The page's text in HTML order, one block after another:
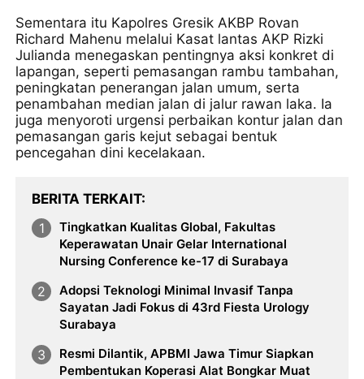
Sementara itu Kapolres Gresik AKBP Rovan
Richard Mahenu melalui Kasat lantas AKP Rizki
Julianda menegaskan pentingnya aksi konkret di
lapangan, seperti pemasangan rambu tambahan,
peningkatan penerangan jalan umum, serta
penambahan median jalan di jalur rawan laka. Ia
juga menyoroti urgensi perbaikan kontur jalan dan
pemasangan garis kejut sebagai bentuk
pencegahan dini kecelakaan.
BERITA TERKAIT
Tingkatkan Kualitas Global, Fakultas
Keperawatan Unair Gelar International
Nursing Conference ke-17 di Surabaya
Adopsi Teknologi Minimal Invasif Tanpa
Sayatan Jadi Fokus di 43rd Fiesta Urology
Surabaya
Resmi Dilantik, APBMI Jawa Timur Siapkan
Pembentukan Koperasi Alat Bongkar Muat